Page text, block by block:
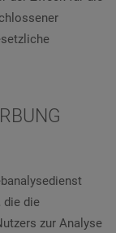
die die
zur Analyse